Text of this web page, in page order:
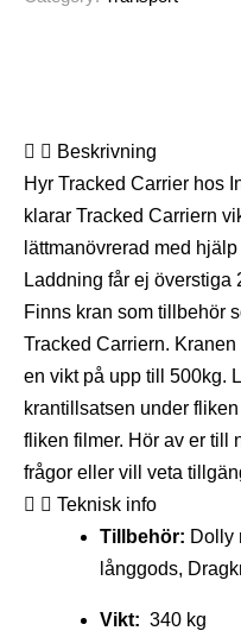
Beskrivning
Hyr Tracked Carrier hos
klarar Tracked Carriern
lättmanövrerad med
Laddning får ej överstiga
Finns kran som tillbehör
Tracked Carriern.
en vikt på upp till 500kg.
krantillsatsen under
fliken filmer. Hör av er till
frågor eller vill veta
Teknisk info
Tillbehör: Dolly
långgods,
Vikt: 340 kg